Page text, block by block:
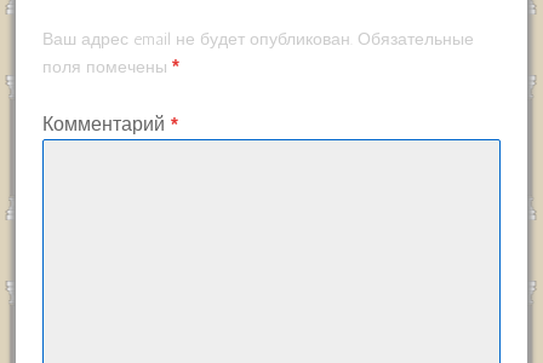
Ваш адрес email не будет опубликован. Обязательные
поля помечены *
Комментарий *